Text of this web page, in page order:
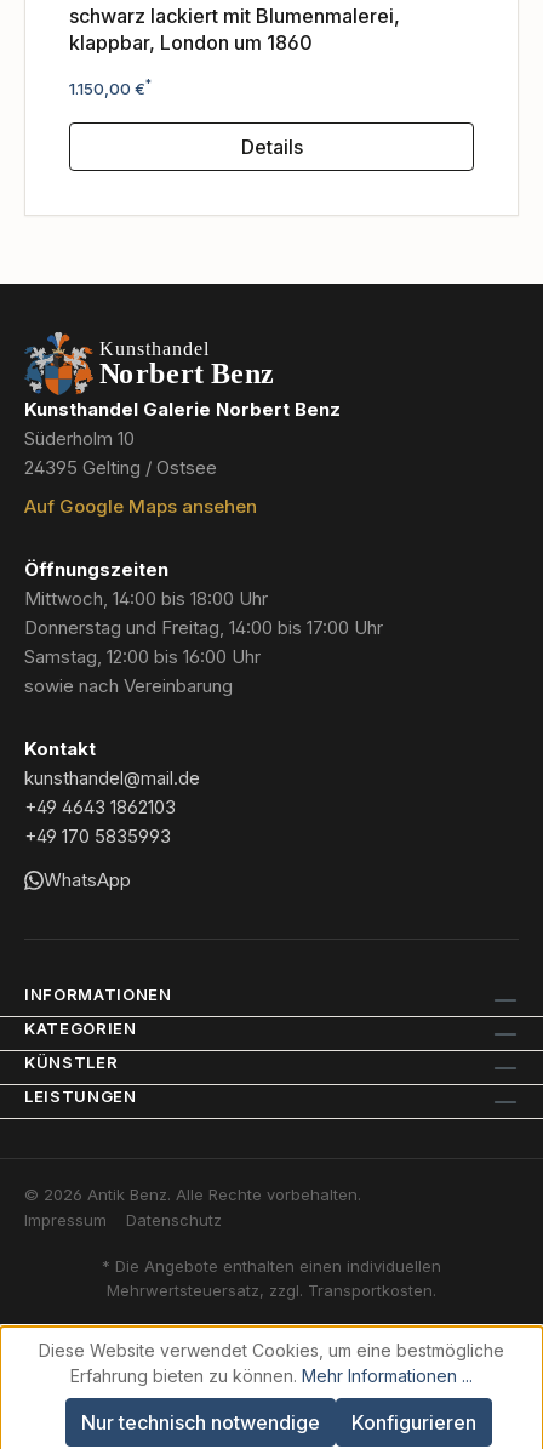
schwarz lackiert mit Blumenmalerei,
klappbar, London um 1860
Regulärer Preis:
1.150,00 €*
Details
Kunsthandel Galerie Norbert Benz
Süderholm 10
24395 Gelting / Ostsee
Auf Google Maps ansehen
Öffnungszeiten
Mittwoch, 14:00 bis 18:00 Uhr
Donnerstag und Freitag, 14:00 bis 17:00 Uhr
Samstag, 12:00 bis 16:00 Uhr
sowie nach Vereinbarung
Kontakt
kunsthandel@mail.de
+49 4643 1862103
+49 170 5835993
WhatsApp
INFORMATIONEN
KATEGORIEN
KÜNSTLER
LEISTUNGEN
© 2026 Antik Benz. Alle Rechte vorbehalten.
Impressum
Datenschutz
* Die Angebote enthalten einen individuellen
Mehrwertsteuersatz, zzgl. Transportkosten.
Diese Website verwendet Cookies, um eine bestmögliche
Erfahrung bieten zu können. Mehr Informationen ...
Nur technisch notwendige Konfigurieren